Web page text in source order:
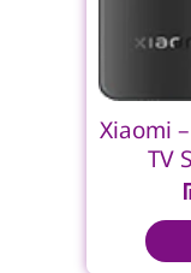
סטרימר של שיאומי – Xiaomi
TV